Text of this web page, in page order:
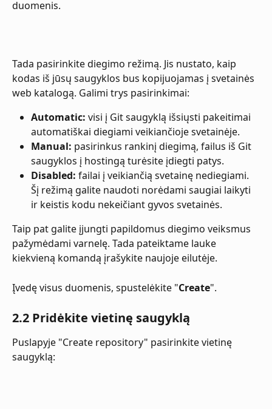
duomenis.
Tada pasirinkite diegimo režimą. Jis nustato, kaip
kodas iš jūsų saugyklos bus kopijuojamas į svetainės
web katalogą. Galimi trys pasirinkimai:
Automatic: visi į Git saugyklą išsiųsti pakeitimai
automatiškai diegiami veikiančioje svetainėje.
Manual: pasirinkus rankinį diegimą, failus iš Git
saugyklos į hostingą turėsite įdiegti patys.
Disabled: failai į veikiančią svetainę nediegiami.
Šį režimą galite naudoti norėdami saugiai laikyti
ir keistis kodu nekeičiant gyvos svetainės.
Taip pat galite įjungti papildomus diegimo veiksmus
pažymėdami varnelę. Tada pateiktame lauke
kiekvieną komandą įrašykite naujoje eilutėje.
Įvedę visus duomenis, spustelėkite "Create".
2.2 Pridėkite vietinę saugyklą
Puslapyje "Create repository" pasirinkite vietinę
saugyklą: